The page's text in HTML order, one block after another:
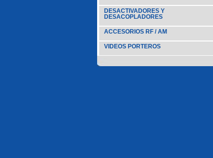
DESACTIVADORES Y
DESACOPLADORES
ACCESORIOS RF / AM
VIDEOS PORTEROS